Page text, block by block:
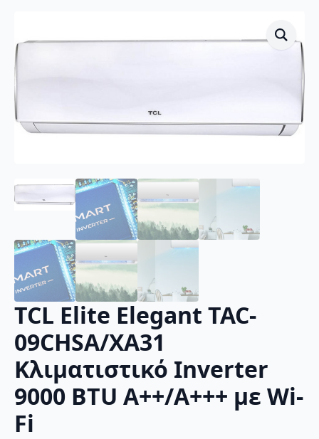
TCL Elite Elegant TAC-
09CHSA/XA31
Κλιματιστικό Inverter
9000 BTU A++/A+++ με Wi-
Fi